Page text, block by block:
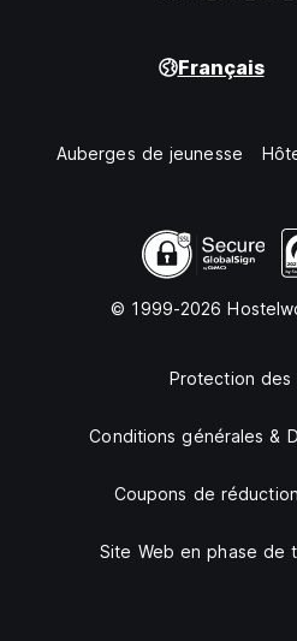
Français
Auberges de jeunesse
© 1999-2026
Protection des
Conditions générales &
Coupons de réduction
Site Web en phase de